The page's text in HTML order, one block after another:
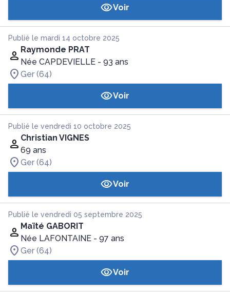
Voir
Publié le mardi 14 octobre 2025
Raymonde PRAT
Née CAPDEVIELLE - 93 ans
Ger (64)
Voir
Publié le vendredi 10 octobre 2025
Christian VIGNES
69 ans
Ger (64)
Voir
Publié le vendredi 05 septembre 2025
Maïté GABORIT
Née LAFONTAINE - 97 ans
Ger (64)
Voir